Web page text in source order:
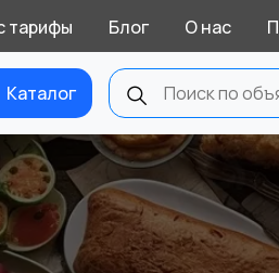
тарифы Блог О нас
Каталог